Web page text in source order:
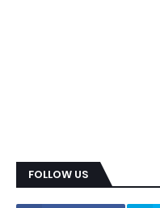
FOLLOW US